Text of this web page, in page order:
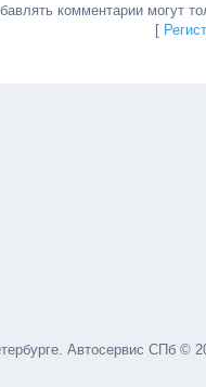
комментарии могут
[
Автосервис СПб ©